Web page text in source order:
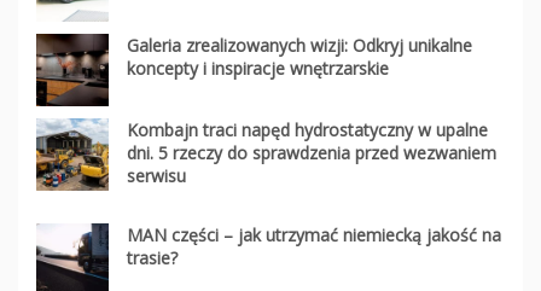
Galeria zrealizowanych wizji: Odkryj unikalne
koncepty i inspiracje wnętrzarskie
Kombajn traci napęd hydrostatyczny w upalne
dni. 5 rzeczy do sprawdzenia przed wezwaniem
serwisu
MAN części – jak utrzymać niemiecką jakość na
trasie?